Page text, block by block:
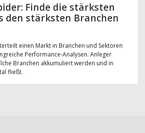
Finde die stärksten
den stärksten Branchen
einen Markt in Branchen und Sektoren
Performance-Analysen. Anleger
Branchen akkumuliert werden und in
fließt.